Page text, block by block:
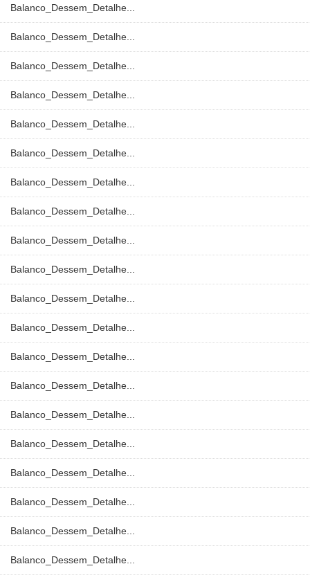
Balanco_Dessem_Detalhe...
Balanco_Dessem_Detalhe...
Balanco_Dessem_Detalhe...
Balanco_Dessem_Detalhe...
Balanco_Dessem_Detalhe...
Balanco_Dessem_Detalhe...
Balanco_Dessem_Detalhe...
Balanco_Dessem_Detalhe...
Balanco_Dessem_Detalhe...
Balanco_Dessem_Detalhe...
Balanco_Dessem_Detalhe...
Balanco_Dessem_Detalhe...
Balanco_Dessem_Detalhe...
Balanco_Dessem_Detalhe...
Balanco_Dessem_Detalhe...
Balanco_Dessem_Detalhe...
Balanco_Dessem_Detalhe...
Balanco_Dessem_Detalhe...
Balanco_Dessem_Detalhe...
Balanco_Dessem_Detalhe...